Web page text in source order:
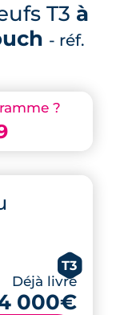
?
T3
Déjà livré
000€
T3 à
- réf.